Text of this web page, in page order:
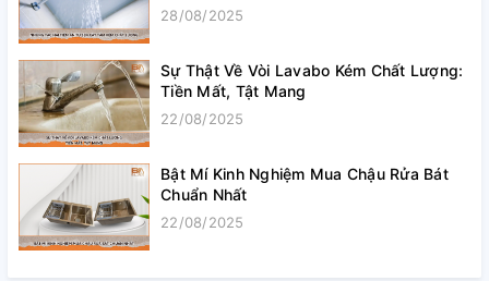
28/08/2025
Sự Thật Về Vòi Lavabo Kém Chất Lượng:
Tiền Mất, Tật Mang
22/08/2025
Bật Mí Kinh Nghiệm Mua Chậu Rửa Bát
Chuẩn Nhất
22/08/2025